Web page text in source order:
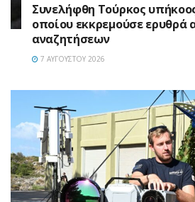
Συνελήφθη Τούρκος
οποίου εκκρεμούσε ερυθρά
αναζητήσεων
7 ΑΥΓΟΎΣΤΟΥ 2026